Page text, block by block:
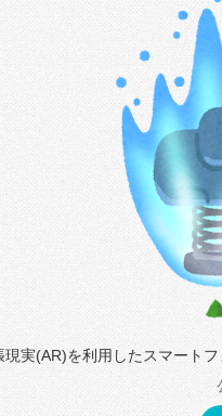
現実(AR)を利用したスマート